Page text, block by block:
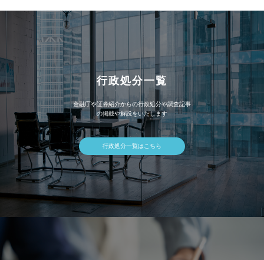
行政処分一覧
金融庁や証券紹介からの行政処分や調査記事
の掲載や解説をいたします
行政処分一覧はこちら